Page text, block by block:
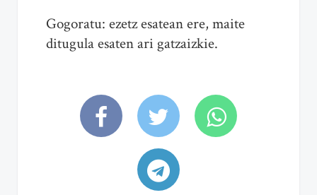
Gogoratu: ezetz esatean ere, maite
ditugula esaten ari gatzaizkie.